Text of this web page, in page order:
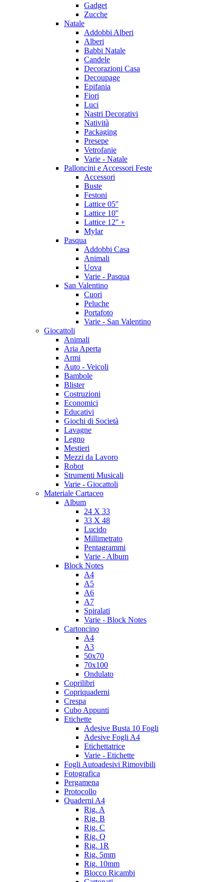
Gadget
Zucche
Natale
Addobbi Alberi
Alberi
Babbi Natale
Candele
Decorazioni Casa
Decoupage
Epifania
Fiori
Luci
Nastri Decorativi
Natività
Packaging
Presepe
Vetrofanie
Varie - Natale
Palloncini e Accessori Feste
Accessori
Buste
Festoni
Lattice 05''
Lattice 10''
Lattice 12'' +
Mylar
Pasqua
Addobbi Casa
Animali
Uova
Varie - Pasqua
San Valentino
Cuori
Peluche
Portafoto
Varie - San Valentino
Giocattoli
Animali
Aria Aperta
Armi
Auto - Veicoli
Bambole
Blister
Costruzioni
Economici
Educativi
Giochi di Società
Lavagne
Legno
Mestieri
Mezzi da Lavoro
Robot
Strumenti Musicali
Varie - Giocattoli
Materiale Cartaceo
Album
24 X 33
33 X 48
Lucido
Millimetrato
Pentagrammi
Varie - Album
Block Notes
A4
A5
A6
A7
Spiralati
Varie - Block Notes
Cartoncino
A4
A3
50x70
70x100
Ondulato
Coprilibri
Copriquaderni
Crespa
Cubo Appunti
Etichette
Adesive Busta 10 Fogli
Adesive Fogli A4
Etichettatrice
Varie - Etichette
Fogli Autoadesivi Rimovibili
Fotografica
Pergamena
Protocollo
Quaderni A4
Rig. A
Rig. B
Rig. C
Rig. Q
Rig. 1R
Rig. 5mm
Rig. 10mm
Blocco Ricambi